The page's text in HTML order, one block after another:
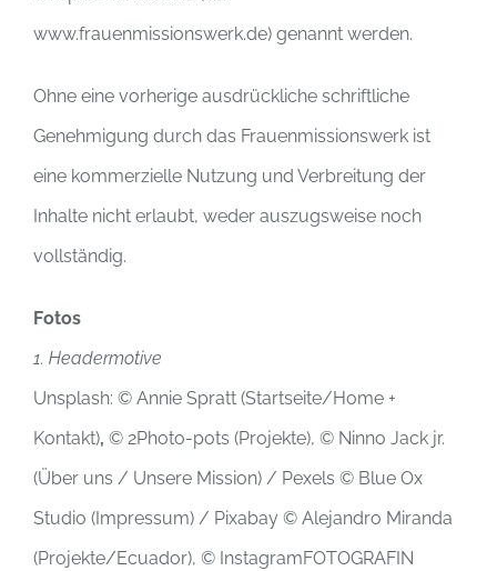
www.frauenmissionswerk.de) genannt werden.
Ohne eine vorherige ausdrückliche schriftliche
Genehmigung durch das Frauenmissionswerk ist
eine kommerzielle Nutzung und Verbreitung der
Inhalte nicht erlaubt, weder auszugsweise noch
vollständig.
Fotos
1. Headermotive
Unsplash: © Annie Spratt (Startseite/Home +
Kontakt), © 2Photo-pots (Projekte), © Ninno Jack jr.
(Über uns / Unsere Mission) / Pexels © Blue Ox
Studio (Impressum) / Pixabay © Alejandro Miranda
(Projekte/Ecuador), © InstagramFOTOGRAFIN